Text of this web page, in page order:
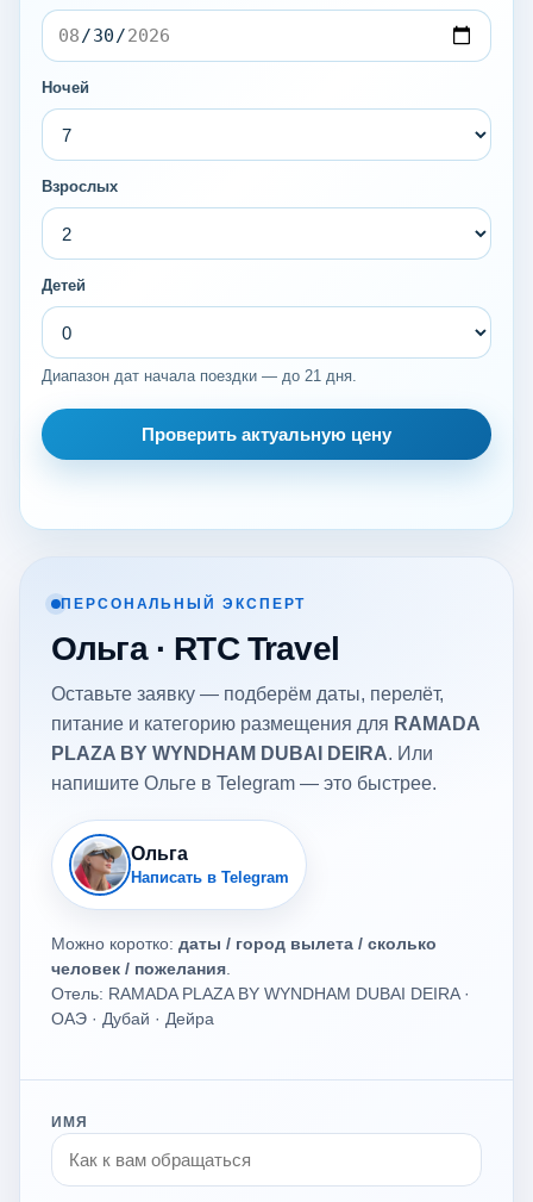
Ночей
Взрослых
Детей
Диапазон дат начала поездки — до 21 дня.
Проверить актуальную цену
ПЕРСОНАЛЬНЫЙ ЭКСПЕРТ
Ольга · RTC Travel
Оставьте заявку — подберём даты, перелёт,
питание и категорию размещения для RAMADA
PLAZA BY WYNDHAM DUBAI DEIRA. Или
напишите Ольге в Telegram — это быстрее.
Ольга
Написать в Telegram
Можно коротко: даты / город вылета / сколько
человек / пожелания
Отель: RAMADA PLAZA BY WYNDHAM DUBAI DEIRA ·
ОАЭ · Дубай · Дейра
ИМЯ